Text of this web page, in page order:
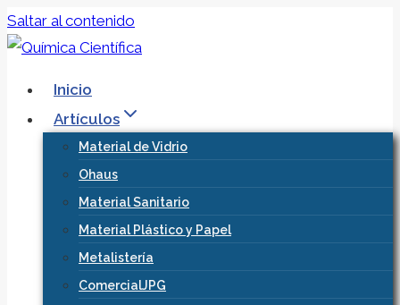
Saltar al contenido
Inicio
Artículos
Material de Vidrio
Ohaus
Material Sanitario
Material Plástico y Papel
Metalistería
ComercialJPG